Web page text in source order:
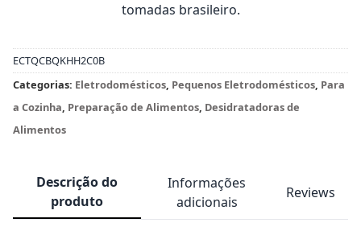
tomadas brasileiro.
ECTQCBQKHH2C0B
Categorias: Eletrodomésticos, Pequenos Eletrodomésticos, Para
a Cozinha, Preparação de Alimentos, Desidratadoras de
Alimentos
Descrição do
produto
Informações
adicionais
Reviews